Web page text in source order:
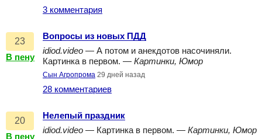
3 комментария
23
В пену
Вопросы из новых ПДД
idiod.video — А потом и анекдотов насочиняли.
Картинка в первом. — Картинки, Юмор
Сын Агропрома 29 дней назад
28 комментариев
20
В пену
Нелепый праздник
idiod.video — Картинка в первом. — Картинки, Юмор